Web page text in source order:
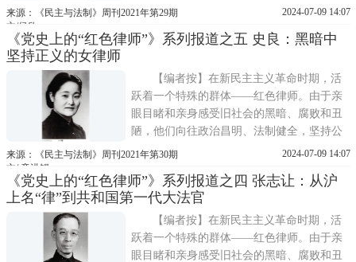
着党的优良传统和作风，蕴含着丰富的革命
来，涌现出这样一大批革命先驱。他们怀着
业，毅然投身革命
来源：《民主与法制》周刊2021年第29期
文/侯欣一
2024-07-09 14:07
《党史上的“红色律师”》系列报道之五 史良：黑暗中
坚持正义的女律师
【编者按】在新民主主义革命时期，活
跃着一个特殊的群体——红色律师。由于亲
眼目睹和亲身感受旧社会的黑暗、腐败和丑
陋，他们向往政治昌明、法制健全，坚持公
平正义，拥护中国共产党的政治主张，义无
建、反抗国民党反动统治的革命活动和斗争
中。他们以律师的身份，以法庭为阵地，以
法律为武器，营救了一
来源：《民主与法制》周刊2021年第30期
文/ 童洪锡
2024-07-09 14:07
《党史上的“红色律师”》系列报道之四 张志让：从沪
上名“律”到共和国第一代大法官
【编者按】在新民主主义革命时期，活
跃着一个特殊的群体——红色律师。由于亲
眼目睹和亲身感受旧社会的黑暗、腐败和丑